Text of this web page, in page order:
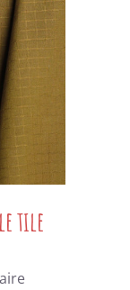
tile